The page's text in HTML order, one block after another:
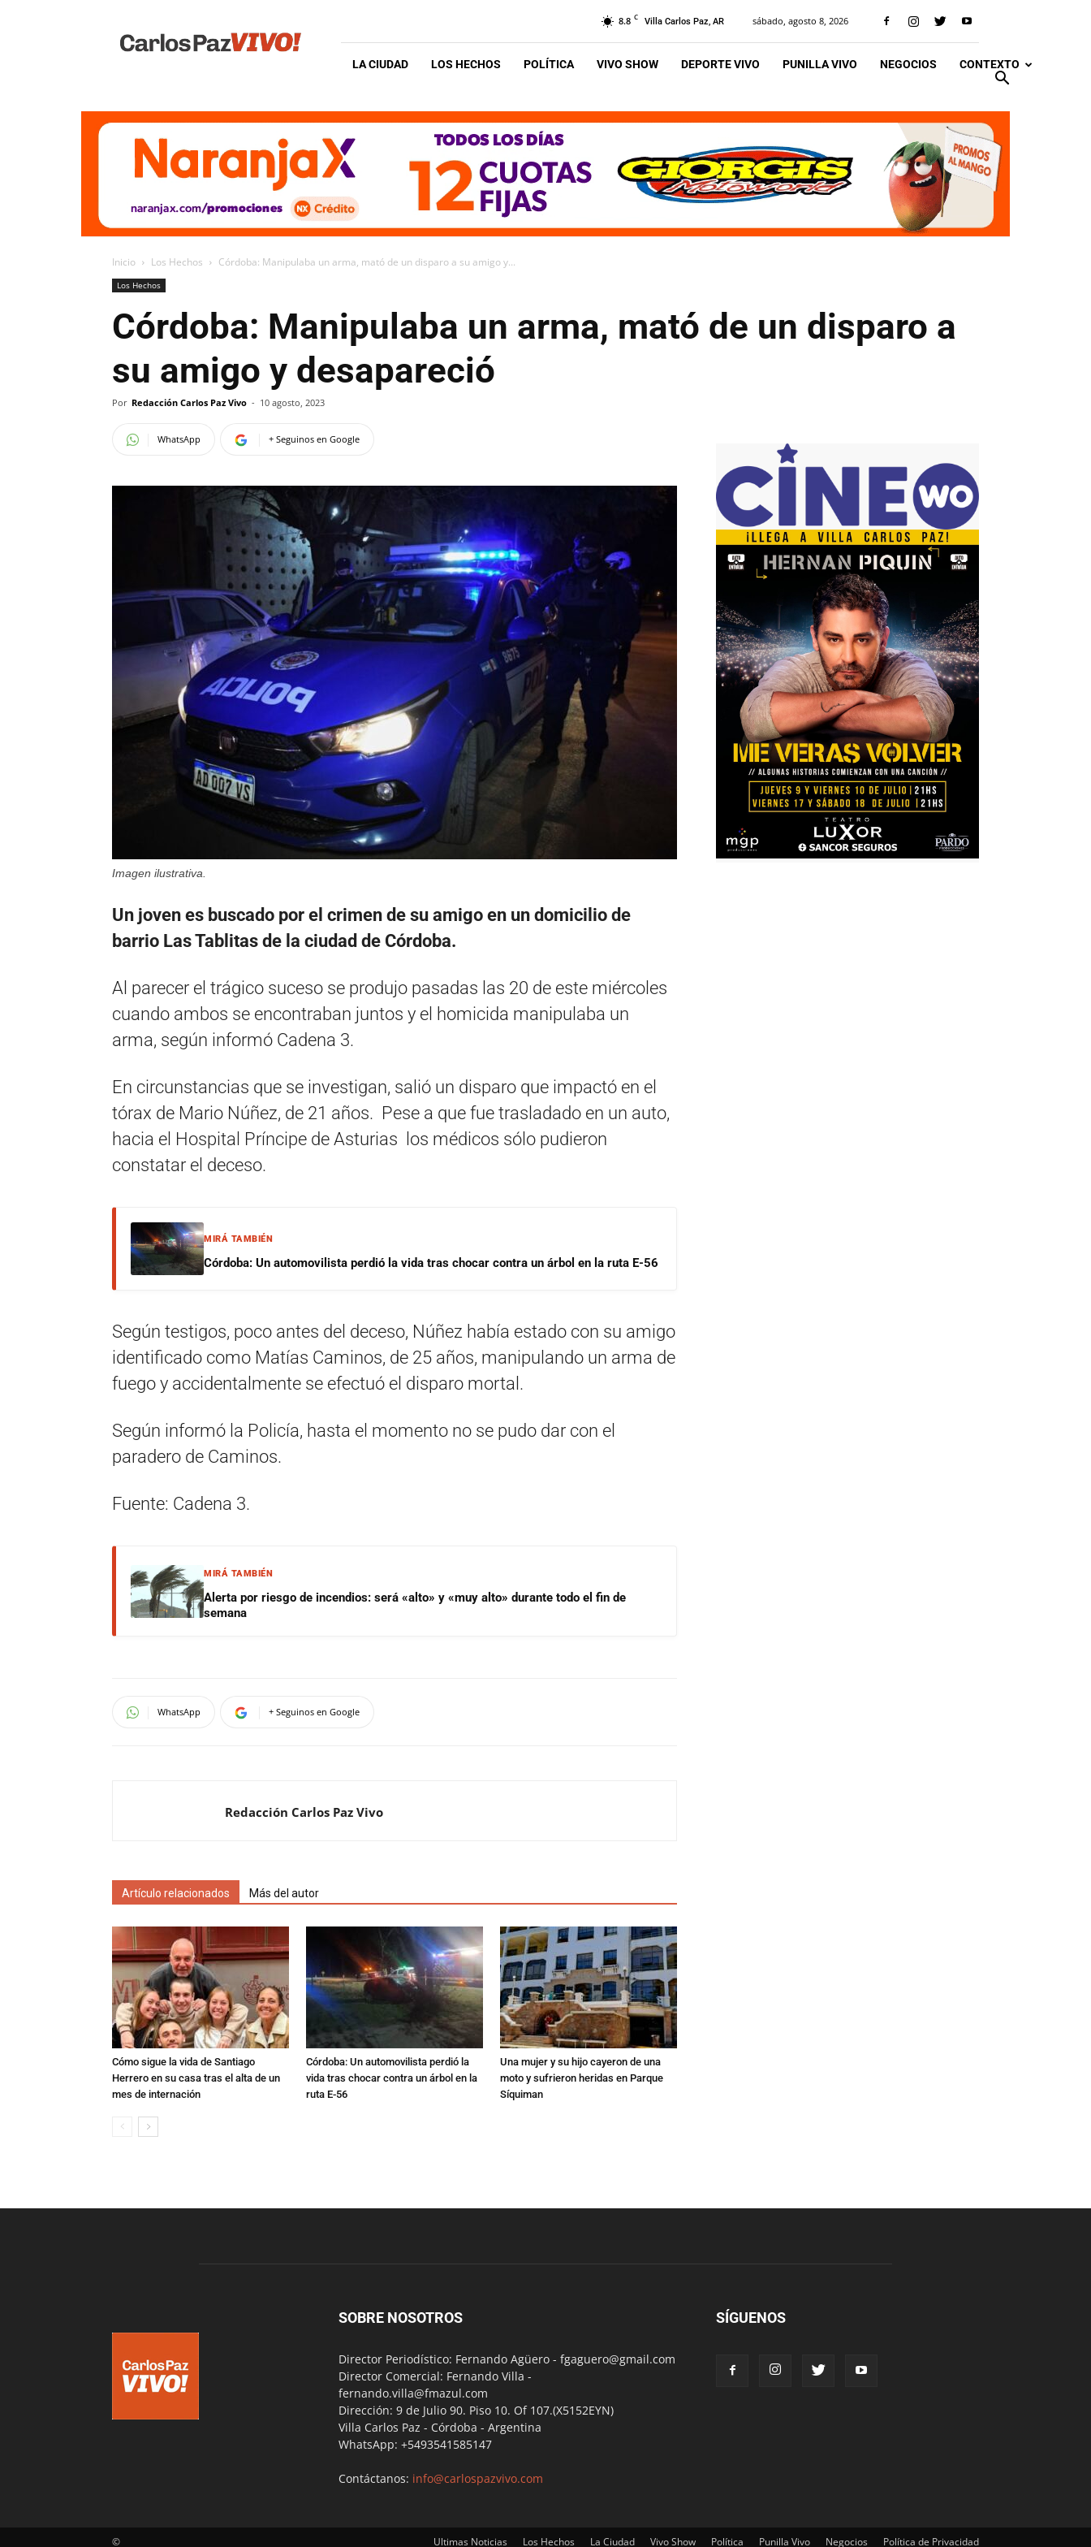
Vivo
8.8 C Villa Carlos Paz, AR sábado, agosto 8, 2026
LA CIUDAD LOS HECHOS POLÍTICA VIVO SHOW DEPORTE VIVO PUNILLA VIVO NEGOCIOS CONTEXTO
Inicio Los Hechos Córdoba: Manipulaba un arma, mató de un disparo a su amigo y...
Los Hechos
Córdoba: Manipulaba un arma, mató de un disparo a
su amigo y desapareció
Por Redacción Carlos Paz Vivo - 10 agosto, 2023
WhatsApp + Seguinos en Google
Imagen ilustrativa.
Un joven es buscado por el crimen de su amigo en un domicilio de
barrio Las Tablitas de la ciudad de Córdoba.
Al parecer el trágico suceso se produjo pasadas las 20 de este miércoles
cuando ambos se encontraban juntos y el homicida manipulaba un
arma, según informó Cadena 3.
En circunstancias que se investigan, salió un disparo que impactó en el
tórax de Mario Núñez, de 21 años. Pese a que fue trasladado en un auto,
hacia el Hospital Príncipe de Asturias los médicos sólo pudieron
constatar el deceso.
MIRÁ TAMBIÉN
Córdoba: Un automovilista perdió la vida tras chocar contra un árbol en la ruta E-56
Según testigos, poco antes del deceso, Núñez había estado con su amigo
identificado como Matías Caminos, de 25 años, manipulando un arma de
fuego y accidentalmente se efectuó el disparo mortal.
Según informó la Policía, hasta el momento no se pudo dar con el
paradero de Caminos.
Fuente: Cadena 3.
MIRÁ TAMBIÉN
Alerta por riesgo de incendios: será «alto» y «muy alto» durante todo el fin de
semana
WhatsApp + Seguinos en Google
Redacción Carlos Paz Vivo
Artículo relacionados Más del autor
Cómo sigue la vida de Santiago
Herrero en su casa tras el alta de un
mes de internación
Córdoba: Un automovilista perdió la
vida tras chocar contra un árbol en la
ruta E-56
Una mujer y su hijo cayeron de una
moto y sufrieron heridas en Parque
Síquiman
SOBRE NOSOTROS
Director Periodístico: Fernando Agüero - fgaguero@gmail.com
Director Comercial: Fernando Villa -
fernando.villa@fmazul.com
Dirección: 9 de Julio 90. Piso 10. Of 107.(X5152EYN)
Villa Carlos Paz - Córdoba - Argentina
WhatsApp: +5493541585147
Contáctanos: info@carlospazvivo.com
SÍGUENOS
Ultimas Noticias Los Hechos La Ciudad Vivo Show Política Punilla Vivo Negocios Política de Privacidad
©